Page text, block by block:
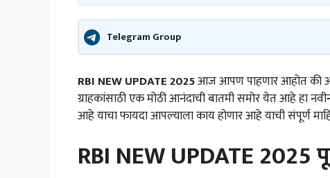
Telegram Group
RBI NEW UPDATE 2025आज आपण पाहणार आहोत की
ग्राहकांसाठी एक मोठी आनंदाची बातमी समोर येत आहे हा
आहे याचा फायदा आपल्याला काय होणार आहे याची संपूर्ण
RBI NEW UPDATE 2025